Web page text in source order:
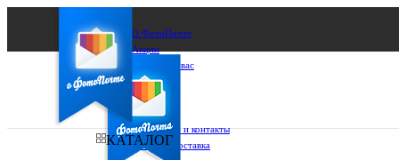
О ФотоПочте
Акции
Сделаем за вас
Бизнесу
FAQ
Франшиза
Поддержка и контакты
Оплата и доставка
КАТАЛОГ